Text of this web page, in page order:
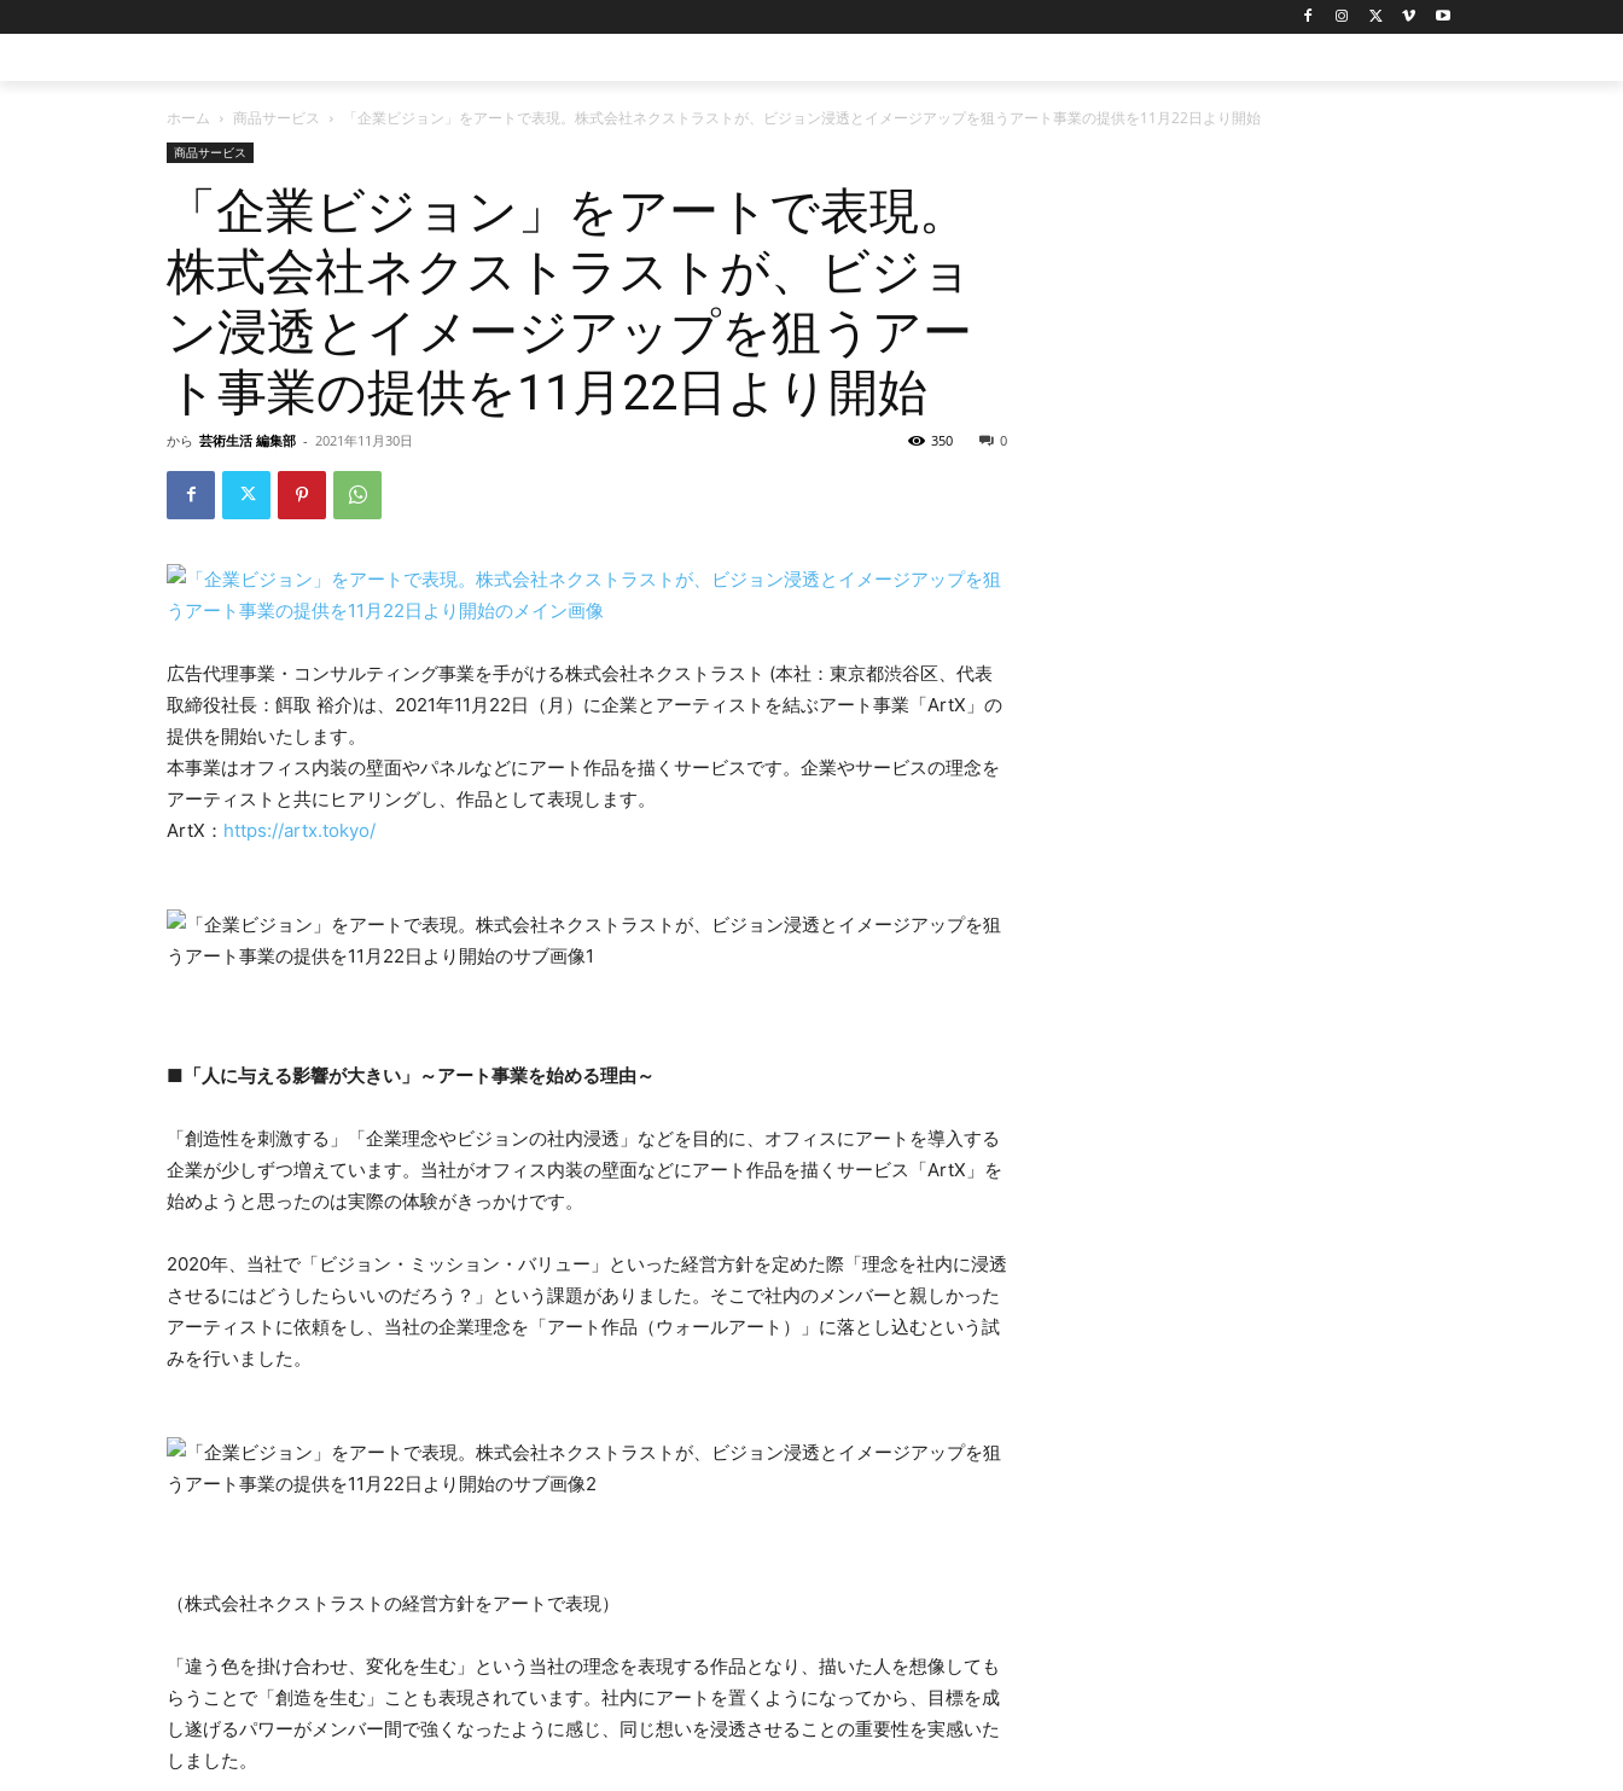
ホーム 商品サービス 「企業ビジョン」をアートで表現。株式会社ネクストラストが、ビジョン浸透とイメージアップを狙うアート事業の提供を11月22日より開始
商品サービス
「企業ビジョン」をアートで表現。
株式会社ネクストラストが、ビジョ
ン浸透とイメージアップを狙うアー
ト事業の提供を11月22日より開始
から 芸術生活 編集部 - 2021年11月30日 0
350
広告代理事業・コンサルティング事業を手がける株式会社ネクストラスト (本社：東京都渋谷区、代表
取締役社長：餌取 裕介)は、2021年11月22日（月）に企業とアーティストを結ぶアート事業「ArtX」の
提供を開始いたします。
本事業はオフィス内装の壁面やパネルなどにアート作品を描くサービスです。企業やサービスの理念を
アーティストと共にヒアリングし、作品として表現します。
ArtX： https://artx.tokyo/
■「人に与える影響が大きい」～アート事業を始める理由～
「創造性を刺激する」「企業理念やビジョンの社内浸透」などを目的に、オフィスにアートを導入する
企業が少しずつ増えています。当社がオフィス内装の壁面などにアート作品を描くサービス「ArtX」を
始めようと思ったのは実際の体験がきっかけです。
2020年、当社で「ビジョン・ミッション・バリュー」といった経営方針を定めた際「理念を社内に浸透
させるにはどうしたらいいのだろう？」という課題がありました。そこで社内のメンバーと親しかった
アーティストに依頼をし、当社の企業理念を「アート作品（ウォールアート）」に落とし込むという試
みを行いました。
（株式会社ネクストラストの経営方針をアートで表現）
「違う色を掛け合わせ、変化を生む」という当社の理念を表現する作品となり、描いた人を想像しても
らうことで「創造を生む」ことも表現されています。社内にアートを置くようになってから、目標を成
し遂げるパワーがメンバー間で強くなったように感じ、同じ想いを浸透させることの重要性を実感いた
しました。